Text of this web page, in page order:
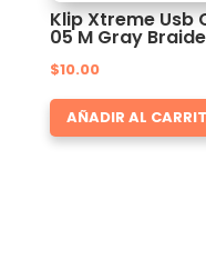
Klip Xtreme Usb
05 M Gray
$10.00
AÑADIR AL